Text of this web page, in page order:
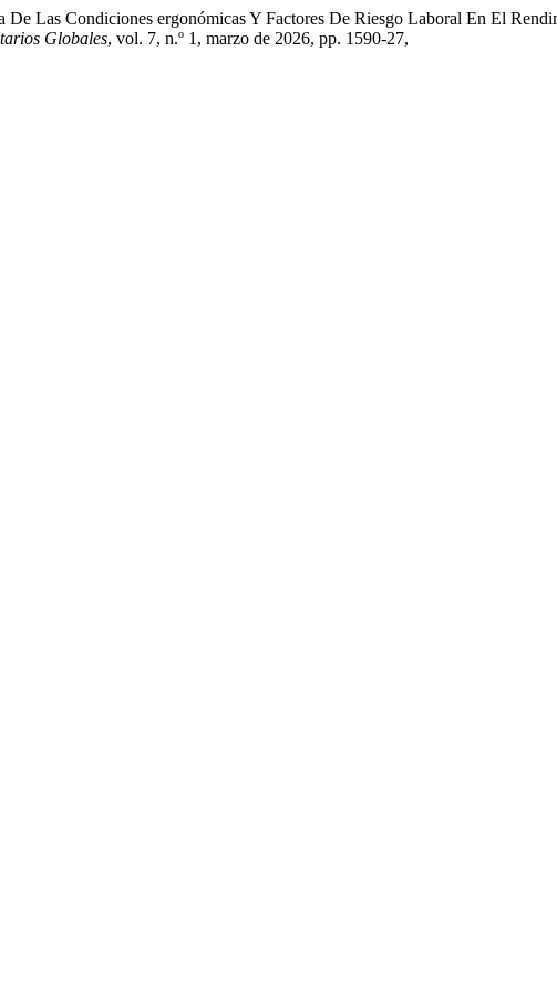
Las Condiciones ergonómicas Y Factores De Riesgo Laboral En El
Globales, vol. 7, n.º 1, marzo de 2026, pp. 1590-27,